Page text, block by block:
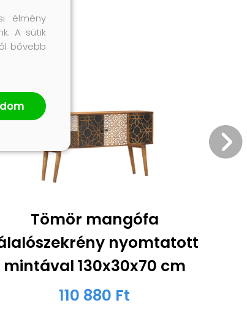
Tömör mangófa
nyomtatott
mintával 130x30x70 cm
110 880 Ft
élmény
A sütik
bővebb